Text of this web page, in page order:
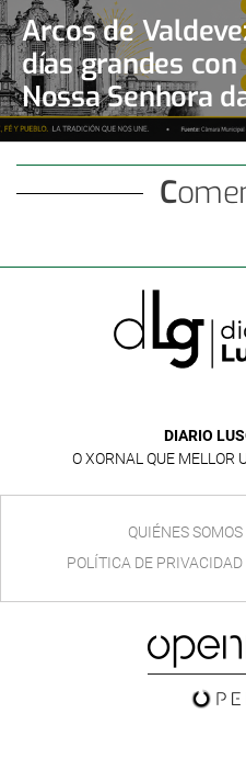
Arcos de
días grandes
Nossa Senhora
DIARIO
O XORNAL QUE MELLOR
QUIÉNES SOMOS
POLÍTICA DE PRIVACIDAD